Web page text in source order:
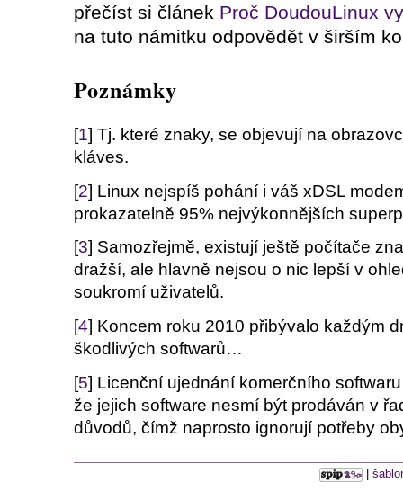
přečíst si článek Proč DoudouLinux
na tuto námitku odpovědět v širším
Poznámky
[1] Tj. které znaky, se objevují na
kláves.
[2] Linux nejspíš pohání i váš xDSL
prokazatelně 95% nejvýkonnějších
[3] Samozřejmě, existují ještě počítače
dražší, ale hlavně nejsou o nic lepší v
soukromí uživatelů.
[4] Koncem roku 2010 přibývalo každým
škodlivých softwarů…
[5] Licenční ujednání komerčního
že jejich software nesmí být prodáván v
důvodů, čímž naprosto ignorují potřeby